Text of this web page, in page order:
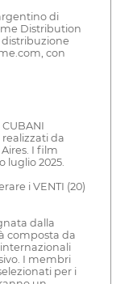
di
Distribution
con
CUBANI
da
I film
luglio 2025.
i VENTI (20)
dalla
composta da
I membri
per i